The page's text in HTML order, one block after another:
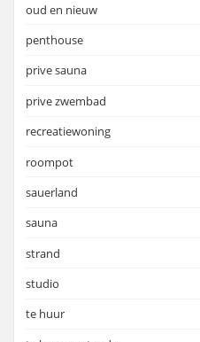
oud en nieuw
penthouse
prive sauna
prive zwembad
recreatiewoning
roompot
sauerland
sauna
strand
studio
te huur